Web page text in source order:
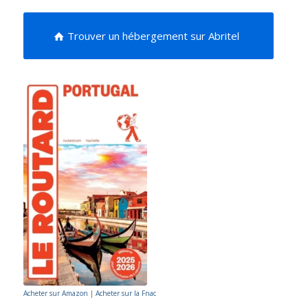
Trouver un hébergement sur Abritel
Acheter sur Amazon | Acheter sur la Fnac